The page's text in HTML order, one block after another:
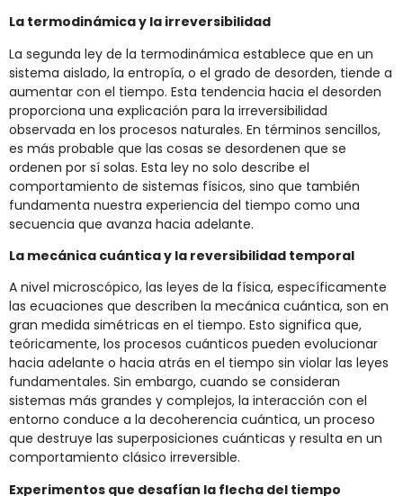
La termodinámica y la irreversibilidad
La segunda ley de la termodinámica establece que en un
sistema aislado, la entropía, o el grado de desorden, tiende a
aumentar con el tiempo. Esta tendencia hacia el desorden
proporciona una explicación para la irreversibilidad
observada en los procesos naturales. En términos sencillos,
es más probable que las cosas se desordenen que se
ordenen por sí solas. Esta ley no solo describe el
comportamiento de sistemas físicos, sino que también
fundamenta nuestra experiencia del tiempo como una
secuencia que avanza hacia adelante.
La mecánica cuántica y la reversibilidad temporal
A nivel microscópico, las leyes de la física, específicamente
las ecuaciones que describen la mecánica cuántica, son en
gran medida simétricas en el tiempo. Esto significa que,
teóricamente, los procesos cuánticos pueden evolucionar
hacia adelante o hacia atrás en el tiempo sin violar las leyes
fundamentales. Sin embargo, cuando se consideran
sistemas más grandes y complejos, la interacción con el
entorno conduce a la decoherencia cuántica, un proceso
que destruye las superposiciones cuánticas y resulta en un
comportamiento clásico irreversible.
Experimentos que desafían la flecha del tiempo